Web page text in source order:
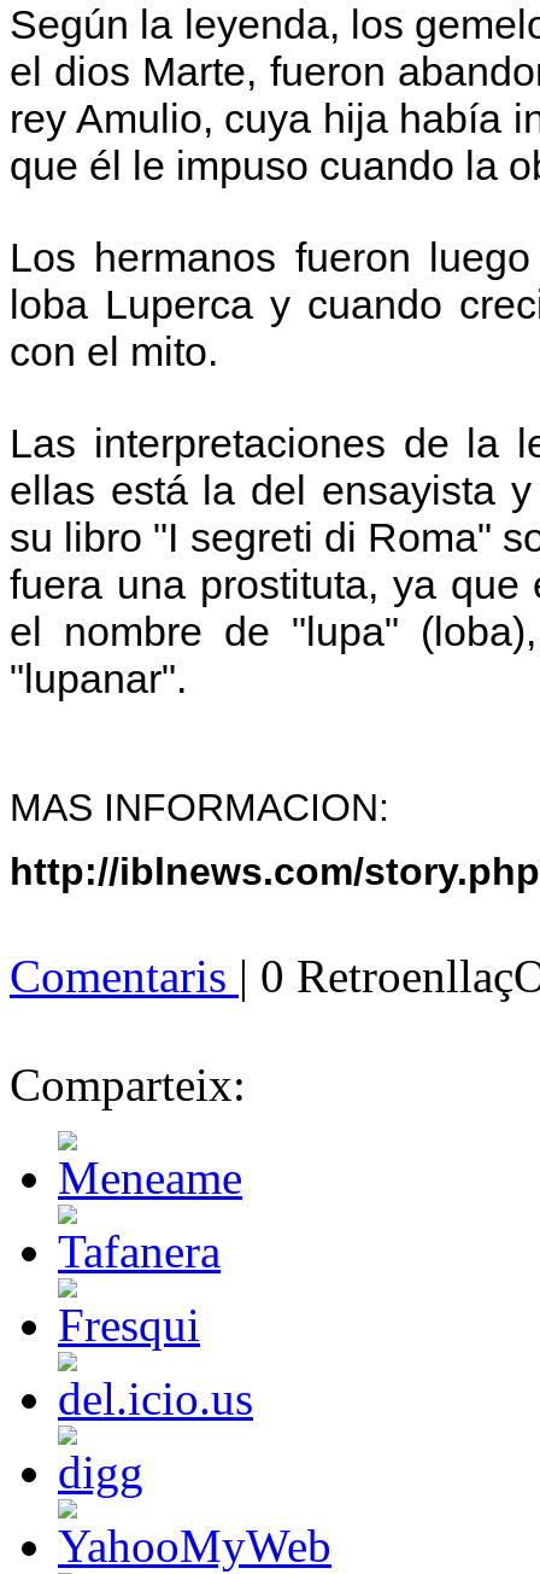
Según la leyenda, los
el dios Marte, fueron
rey Amulio, cuya hija había
que él le impuso cuando la
Los hermanos fueron
loba Luperca y cuando
con el mito.
Las interpretaciones de la
ellas está la del ensayista
su libro "I segreti di Roma"
fuera una prostituta, ya
el nombre de "lupa"
"lupanar".
MAS INFORMACION:
http://iblnews.com/
Comentaris | 0
Comparteix: